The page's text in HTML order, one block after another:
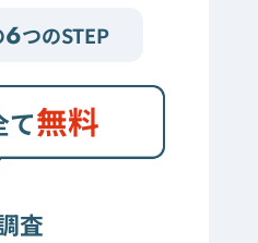
6つのSTEP
て無料
査